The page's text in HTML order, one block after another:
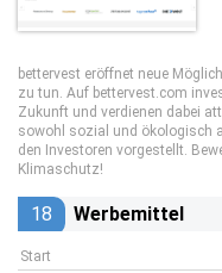
bettervest eröffnet neue
zu tun. Auf bettervest.com
Zukunft und verdienen dabei
sowohl sozial und ökologisch
den Investoren vorgestellt.
Klimaschutz!
18 Werbemittel
Start